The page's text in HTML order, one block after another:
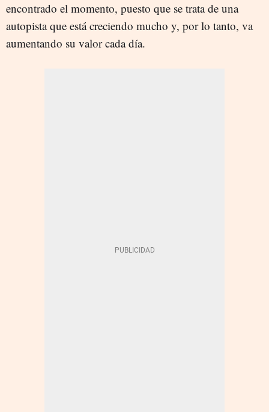
encontrado el momento, puesto que se trata de una
autopista que está creciendo mucho y, por lo tanto, va
aumentando su valor cada día.